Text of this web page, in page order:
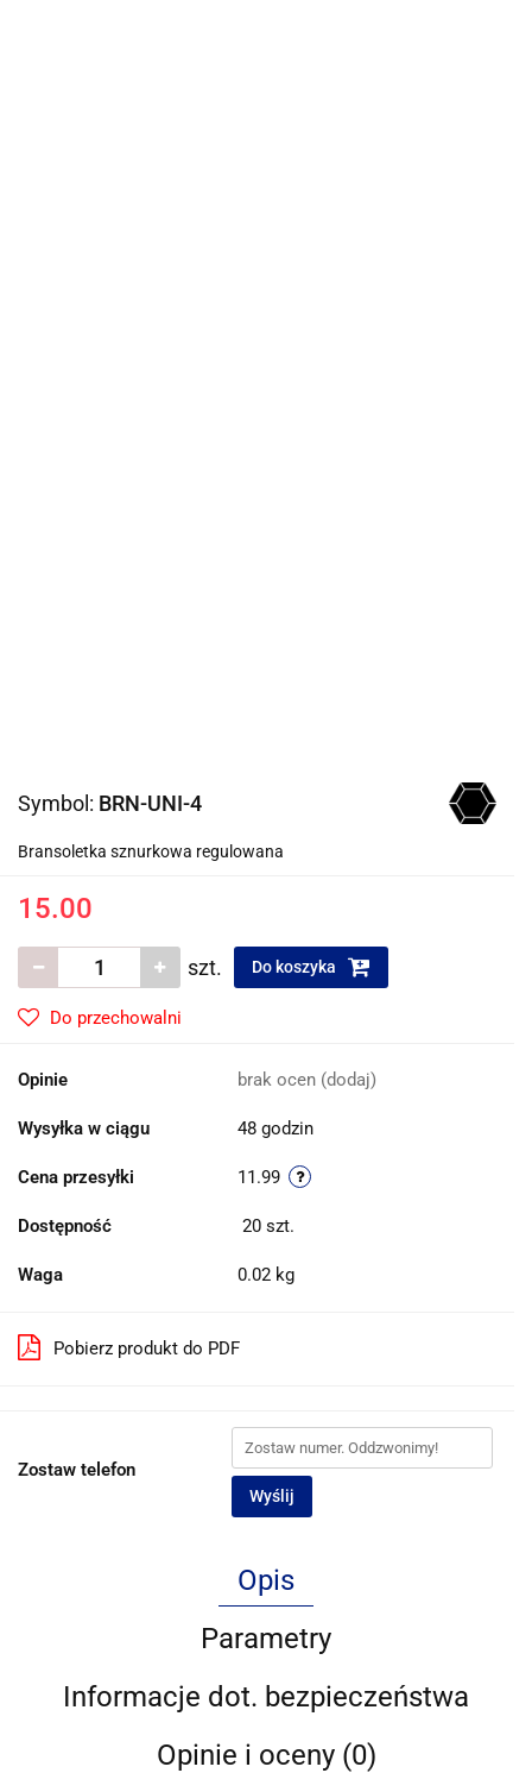
Symbol: BRN-UNI-4
Bransoletka sznurkowa regulowana
15.00
szt. Do koszyka
Do przechowalni
Opinie brak ocen (dodaj)
Wysyłka w ciągu 48 godzin
Cena przesyłki 11.99
Dostępność 20 szt.
Waga 0.02 kg
Pobierz produkt do PDF
Zostaw telefon
Wyślij
Opis
Parametry
Informacje dot. bezpieczeństwa
Opinie i oceny (0)